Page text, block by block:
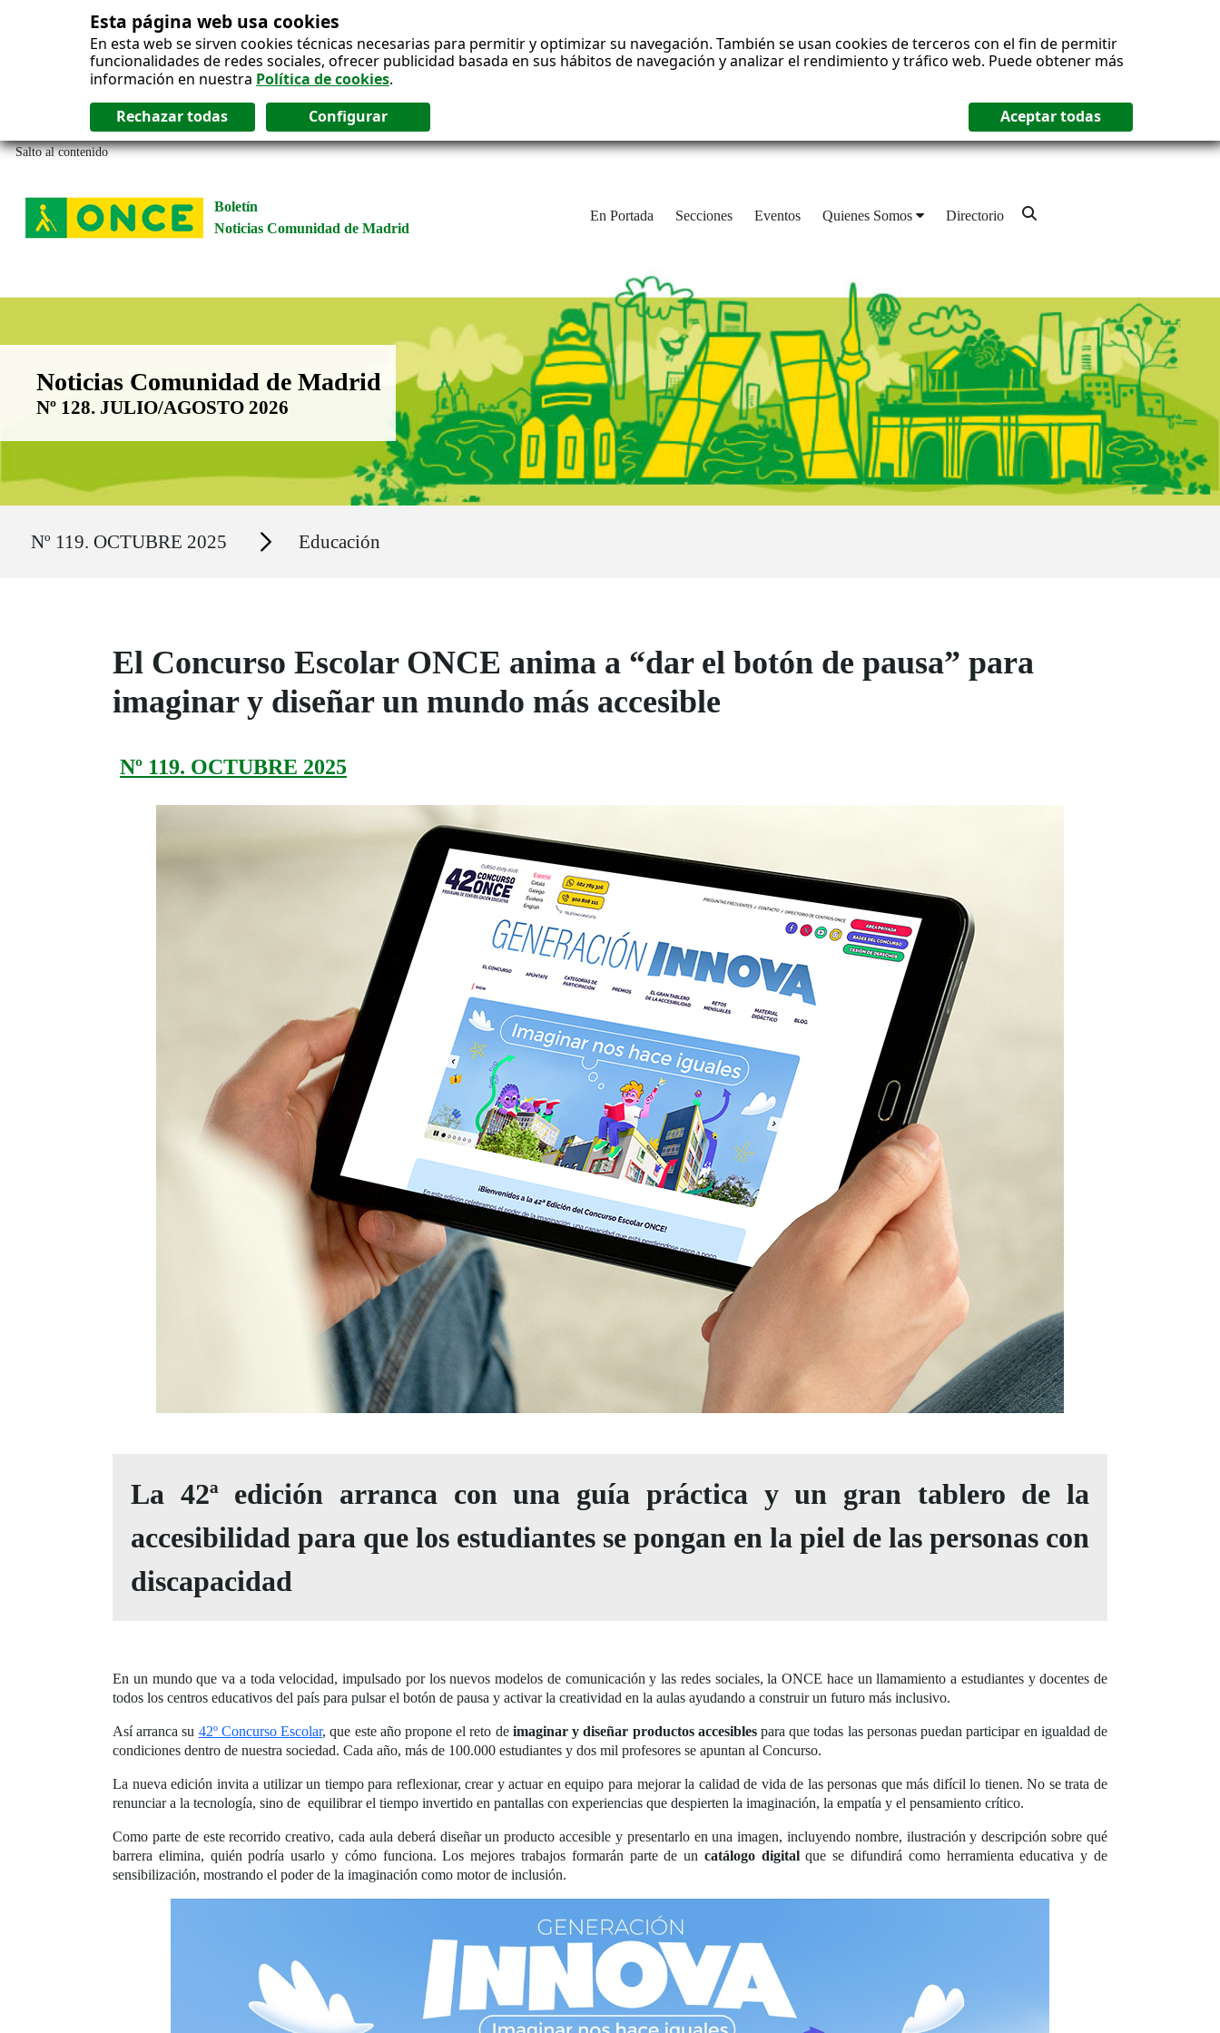
Esta página web usa cookies
En esta web se sirven cookies técnicas necesarias para permitir y optimizar su navegación. También se usan cookies de terceros con el fin de permitir
funcionalidades de redes sociales, ofrecer publicidad basada en sus hábitos de navegación y analizar el rendimiento y tráfico web. Puede obtener más
información en nuestra Política de cookies.
Salto al contenido
Boletín
Noticias Comunidad de Madrid
En Portada Secciones Eventos Quienes Somos Directorio
Boletín Noticias Comunidad de Madrid
Noticias Comunidad de Madrid
Nº 128. JULIO/AGOSTO 2026
Nº 119. OCTUBRE 2025 Secciones Educación
El Concurso Escolar ONCE anima a “dar el botón de pausa” para
imaginar y diseñar un mundo más accesible
Nº 119. OCTUBRE 2025
La 42ª edición arranca con una guía práctica y un gran tablero de la
accesibilidad para que los estudiantes se pongan en la piel de las personas con
discapacidad
En un mundo que va a toda velocidad, impulsado por los nuevos modelos de comunicación y las redes sociales, la ONCE hace un llamamiento a estudiantes y docentes de
todos los centros educativos del país para pulsar el botón de pausa y activar la creatividad en la aulas ayudando a construir un futuro más inclusivo.
Así arranca su 42º Concurso Escolar, que este año propone el reto de imaginar y diseñar productos accesiblespara que todas las personas puedan participar en igualdad de
condiciones dentro de nuestra sociedad. Cada año, más de 100.000 estudiantes y dos mil profesores se apuntan al Concurso.
La nueva edición invita a utilizar un tiempo para reflexionar, crear y actuar en equipo para mejorar la calidad de vida de las personas que más difícil lo tienen. No se trata de
renunciar a la tecnología, sino de equilibrar el tiempo invertido en pantallas con experiencias que despierten la imaginación, la empatía y el pensamiento crítico.
Como parte de este recorrido creativo, cada aula deberá diseñar un producto accesible y presentarlo en una imagen, incluyendo nombre, ilustración y descripción sobre qué
barrera elimina, quién podría usarlo y cómo funciona. Los mejores trabajos formarán parte de un catálogo digitalque se difundirá como herramienta educativa y de
sensibilización, mostrando el poder de la imaginación como motor de inclusión.